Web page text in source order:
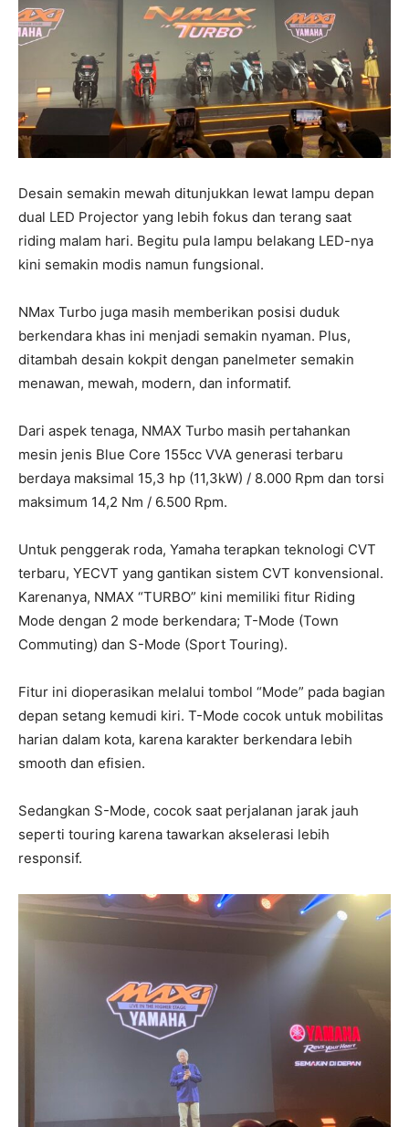
Desain semakin mewah ditunjukkan lewat lampu depan
dual LED Projector yang lebih fokus dan terang saat
riding malam hari. Begitu pula lampu belakang LED-nya
kini semakin modis namun fungsional.
NMax Turbo juga masih memberikan posisi duduk
berkendara khas ini menjadi semakin nyaman. Plus,
ditambah desain kokpit dengan panelmeter semakin
menawan, mewah, modern, dan informatif.
Dari aspek tenaga, NMAX Turbo masih pertahankan
mesin jenis Blue Core 155cc VVA generasi terbaru
berdaya maksimal 15,3 hp (11,3kW) / 8.000 Rpm dan torsi
maksimum 14,2 Nm / 6.500 Rpm.
Untuk penggerak roda, Yamaha terapkan teknologi CVT
terbaru, YECVT yang gantikan sistem CVT konvensional.
Karenanya, NMAX “TURBO” kini memiliki fitur Riding
Mode dengan 2 mode berkendara; T-Mode (Town
Commuting) dan S-Mode (Sport Touring).
Fitur ini dioperasikan melalui tombol “Mode” pada bagian
depan setang kemudi kiri. T-Mode cocok untuk mobilitas
harian dalam kota, karena karakter berkendara lebih
smooth dan efisien.
Sedangkan S-Mode, cocok saat perjalanan jarak jauh
seperti touring karena tawarkan akselerasi lebih
responsif.